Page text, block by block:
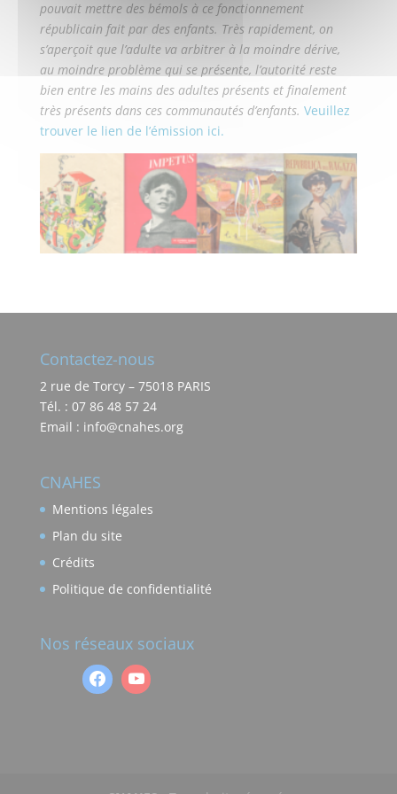
pouvait mettre des bémols à ce fonctionnement
républicain fait par des enfants. Très rapidement, on
s’aperçoit que l’adulte va arbitrer à la moindre dérive,
au moindre problème qui se présente, l’autorité reste
bien entre les mains des adultes présents et finalement
très présents dans ces communautés d’enfants. Veuillez
trouver le lien de l’émission ici.
Contactez-nous
2 rue de Torcy – 75018 PARIS
Tél. : 07 86 48 57 24
Email : info@cnahes.org
CNAHES
Mentions légales
Plan du site
Crédits
Politique de confidentialité
Nos réseaux sociaux